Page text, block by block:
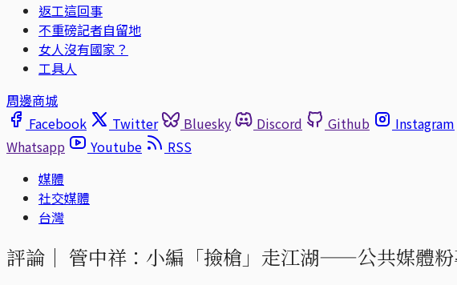
返工這回事
不重磅記者自留地
女人沒有國家？
工具人
周邊商城
Facebook
Twitter Bluesky Discord Github Instagram
Whatsapp
Youtube
RSS
媒體
社交媒體
台灣
評論｜ 管中祥：小編「撿槍」走江湖——公共媒體